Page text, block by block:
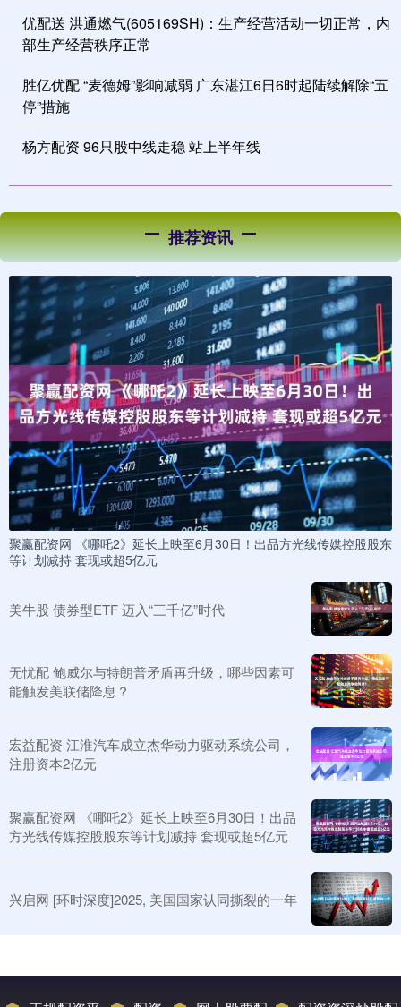
优配送 洪通燃气(605169SH)：生产经营活动一切正常，内
部生产经营秩序正常
胜亿优配 “麦德姆”影响减弱 广东湛江6日6时起陆续解除“五
停”措施
杨方配资 96只股中线走稳 站上半年线
推荐资讯
聚赢配资网 《哪吒2》延长上映至6月30日！出品方光线传媒控股股东
等计划减持 套现或超5亿元
美牛股 债券型ETF 迈入“三千亿”时代
无忧配 鲍威尔与特朗普矛盾再升级，哪些因素可
能触发美联储降息？
宏益配资 江淮汽车成立杰华动力驱动系统公司，
注册资本2亿元
聚赢配资网 《哪吒2》延长上映至6月30日！出品
方光线传媒控股股东等计划减持 套现或超5亿元
兴启网 [环时深度]2025, 美国国家认同撕裂的一年